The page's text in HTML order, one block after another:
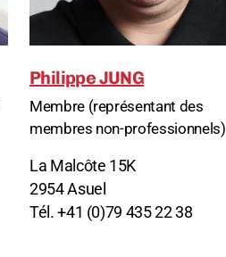
Philippe JUNG
Membre (représentant des
membres non-professionnels)
La Malcôte 15K
2954 Asuel
Tél. +41 (0)79 435 22 38